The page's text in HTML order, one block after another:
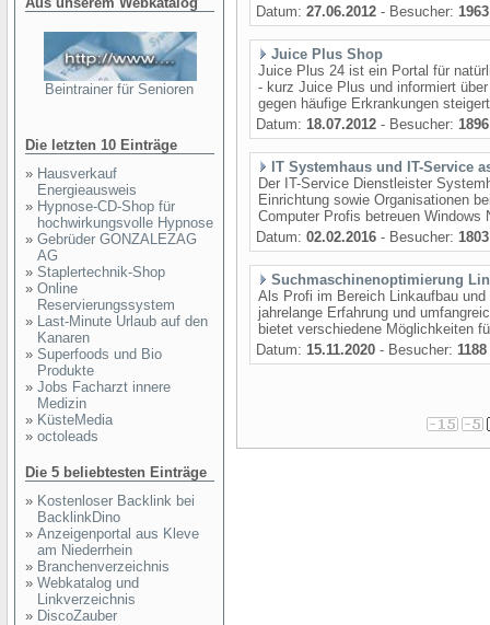
Beintrainer für Senioren
Die letzten 10 Einträge
» Hausverkauf
Energieausweis
» Hypnose-CD-Shop für
hochwirkungsvolle Hypnose
» Gebrüder GONZALEZAG
AG
» Staplertechnik-Shop
» Online
Reservierungssystem
» Last-Minute Urlaub auf den
Kanaren
» Superfoods und Bio
Produkte
» Jobs Facharzt innere
Medizin
» KüsteMedia
» octoleads
Die 5 beliebtesten Einträge
» Kostenloser Backlink bei
BacklinkDino
» Anzeigenportal aus Kleve
am Niederrhein
» Branchenverzeichnis
» Webkatalog und
Linkverzeichnis
» DiscoZauber
Datum: 27.06.2012 - Besucher: 1963
Juice Plus Shop
Juice Plus 24 ist ein Portal für
- kurz Juice Plus und informiert
gegen häufige Erkrankungen
Datum: 18.07.2012 - Besucher: 1896
IT Systemhaus und IT-Service
Der IT-Service Dienstleister
Einrichtung sowie Organisationen
Computer Profis betreuen
Datum: 02.02.2016 - Besucher: 1803
Suchmaschinenoptimierung
Als Profi im Bereich Linkaufbau
jahrelange Erfahrung und
bietet verschiedene Möglichkeiten
Datum: 15.11.2020 - Besucher: 1188